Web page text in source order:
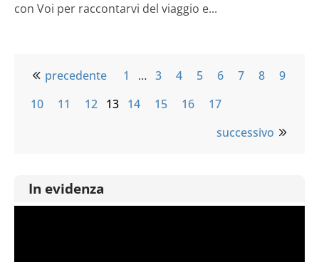
con Voi per raccontarvi del viaggio e...
precedente 1 … 3 4 5 6 7 8
9
10
11 12 13 14 15 16
17
successivo
In evidenza